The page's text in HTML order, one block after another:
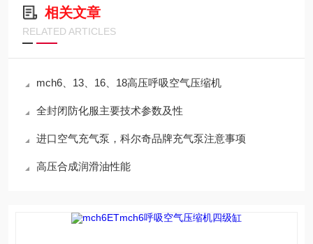
相关文章
RELATED ARTICLES
mch6、13、16、18高压呼吸空气压缩机
全封闭防化服主要技术参数及性
进口空气充气泵，科尔奇品牌充气泵注意事项
高压合成润滑油性能